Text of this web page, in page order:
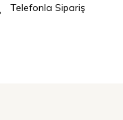
Telefonla Sipariş